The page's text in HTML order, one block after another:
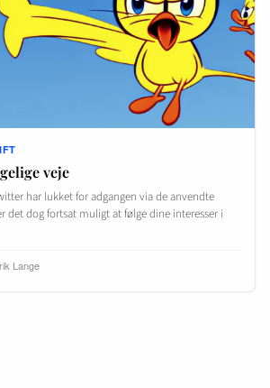
veje
har lukket for adgangen via de anvendte
det dog fortsat muligt at følge dine interesser i
Lange